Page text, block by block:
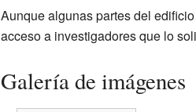
Aunque algunas partes del
acceso a investigadores que lo
Galería de imágenes